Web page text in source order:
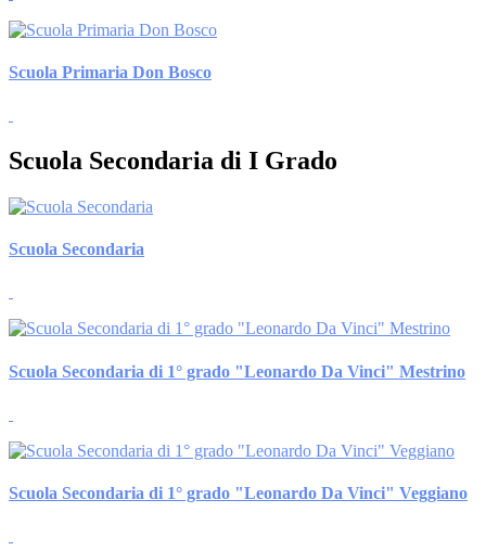
Scuola Primaria Don Bosco
Scuola Secondaria di I Grado
Scuola Secondaria
Scuola Secondaria di 1° grado "Leonardo Da Vinci" Mestrino
Scuola Secondaria di 1° grado "Leonardo Da Vinci" Veggiano